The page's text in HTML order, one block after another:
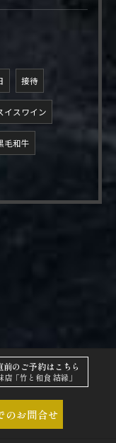
接待
イスワイン
毛和牛
のご予約はこちら
店「竹と和食 結縁」
のお問合せ